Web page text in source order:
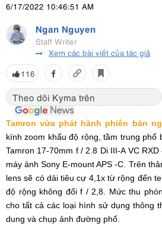
6/17/2022 10:46:51 AM
Ngan Nguyen
Staff Writer
Xem các bài viết của tác giả
116
Theo dõi Kyma trên
Tamron vừa phát hành phiên bản
kính zoom khẩu độ rộng, tầm trung
Tamron 17-70mm f / 2.8 Di III-A VC
máy ảnh Sony E-mount APS -C. Trên
lens sẽ có dải tiêu cự 4,1x từ rộng đến
độ rộng không đổi f / 2,8. Mức thu
cho tất cả các loại hình sử dụng thông
dung và chụp ảnh đường phố.